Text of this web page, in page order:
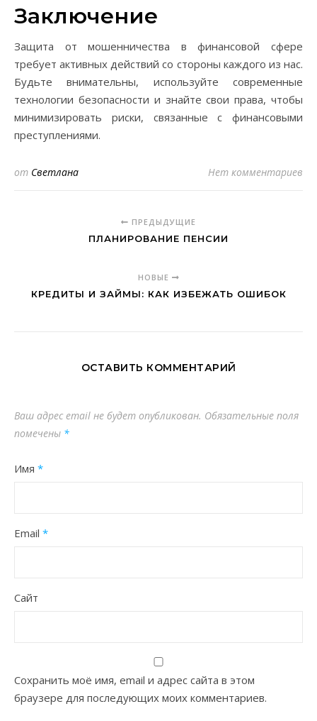
Заключение
Защита от мошенничества в финансовой сфере
требует активных действий со стороны каждого из нас.
Будьте внимательны, используйте современные
технологии безопасности и знайте свои права, чтобы
минимизировать риски, связанные с финансовыми
преступлениями.
от Светлана Нет комментариев
ПРЕДЫДУЩИЕ
ПЛАНИРОВАНИЕ ПЕНСИИ
НОВЫЕ
КРЕДИТЫ И ЗАЙМЫ: КАК ИЗБЕЖАТЬ ОШИБОК
ОСТАВИТЬ КОММЕНТАРИЙ
Ваш адрес email не будет опубликован. Обязательные поля
помечены *
Имя *
Email *
Сайт
Сохранить моё имя, email и адрес сайта в этом
браузере для последующих моих комментариев.